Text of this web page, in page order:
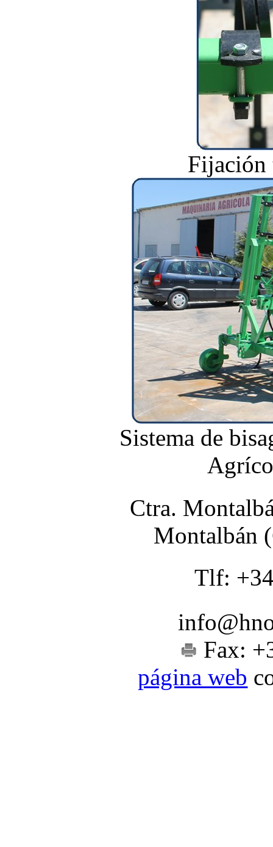
Fijación
Sistema de
Ctra.
Montalbán
Tlf:
Fax:
página web